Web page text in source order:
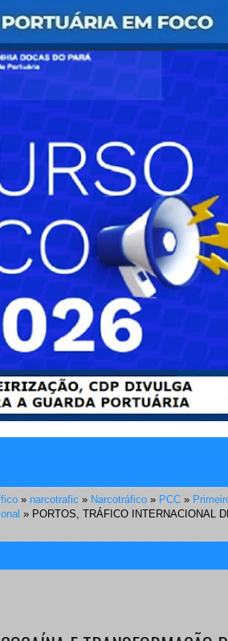
» narcotrafic » Narcotráfico » PCC »
» PORTOS, TRÁFICO INTERNACIONAL